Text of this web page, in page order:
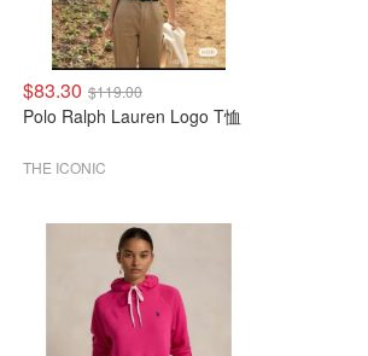
$83.30 $119.00
Polo Ralph Lauren Logo T恤
THE ICONIC